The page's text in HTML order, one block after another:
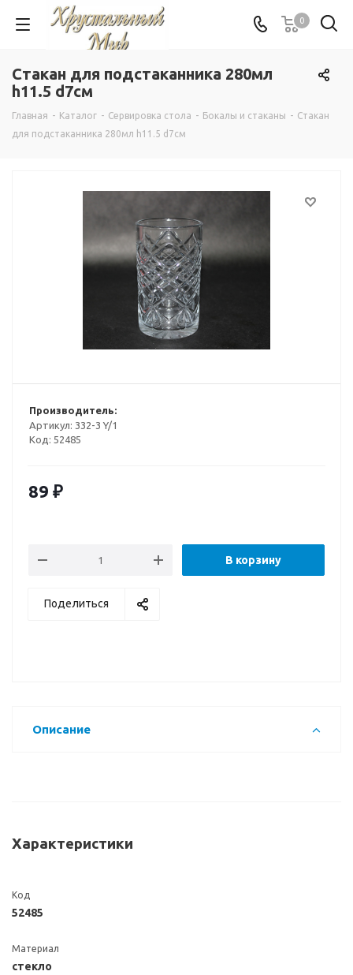
0
Стакан для подстаканника 280мл
h11.5 d7см
Главная - Каталог - Сервировка стола - Бокалы и стаканы - Стакан
для подстаканника 280мл h11.5 d7см
Производитель:
Артикул: 332-3 Y/1
Код: 52485
89 ₽
В корзину
Поделиться
Описание
Характеристики
Код
52485
Материал
стекло